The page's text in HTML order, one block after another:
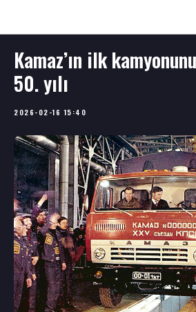
Kamaz’ın ilk
50. yılı
2026-02-16 15:40